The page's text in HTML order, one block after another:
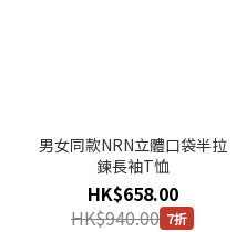
男女同款NRN立體口袋半拉
鍊長袖T恤
HK$658.00
HK$940.00 7折